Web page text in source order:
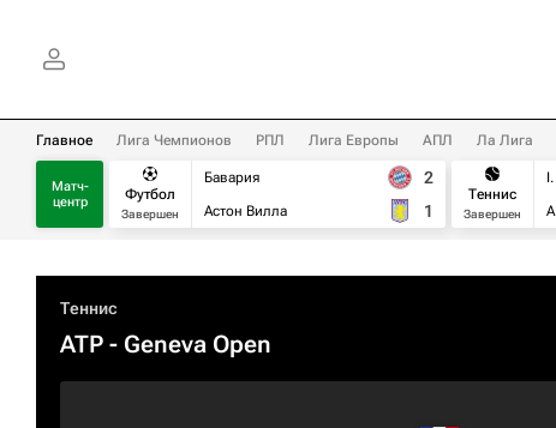
Главное Лига Чемпионов РПЛ Лига Европы АПЛ Ла Лига
Матч-
центр
Футбол
Завершен
Бавария
Астон Вилла
2
1
Теннис
Завершен
Теннис
ATP - Geneva Open